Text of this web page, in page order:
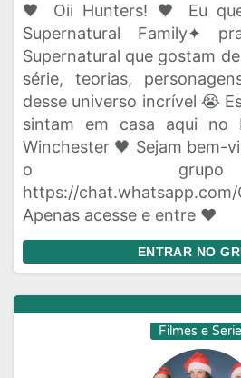
🖤 Oii Hunters! 🖤 Eu
Supernatural Family✦
Supernatural que gostam
série, teorias,
desse universo incrível 😭
sintam em casa aqui no
Winchester 🖤 Sejam bem-
o
https://chat.whatsapp.com/
Apenas acesse e entre ❤
ENTRAR NO
Filmes e